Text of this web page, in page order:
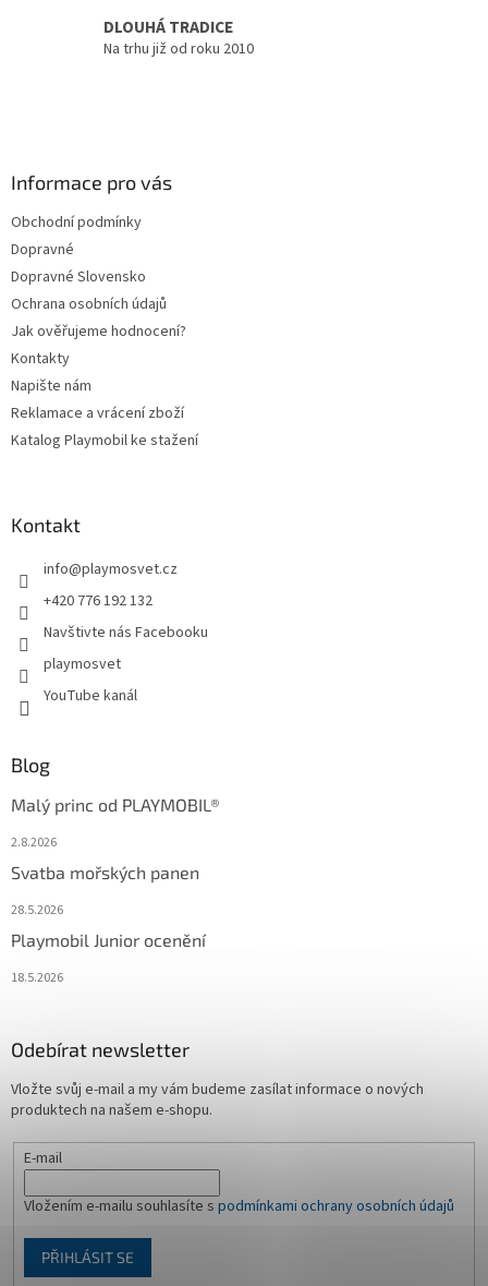
DLOUHÁ TRADICE
Na trhu již od roku 2010
Informace pro vás
Obchodní podmínky
Dopravné
Dopravné Slovensko
Ochrana osobních údajů
Jak ověřujeme hodnocení?
Kontakty
Napište nám
Reklamace a vrácení zboží
Katalog Playmobil ke stažení
Kontakt
info@playmosvet.cz
+420 776 192 132
Navštivte nás Facebooku
playmosvet
YouTube kanál
Blog
Malý princ od PLAYMOBIL®
2.8.2026
Svatba mořských panen
28.5.2026
Playmobil Junior ocenění
18.5.2026
Odebírat newsletter
Vložte svůj e-mail a my vám budeme zasílat informace o nových
produktech na našem e-shopu.
E-mail
Vložením e-mailu souhlasíte s podmínkami ochrany osobních údajů
PŘIHLÁSIT SE